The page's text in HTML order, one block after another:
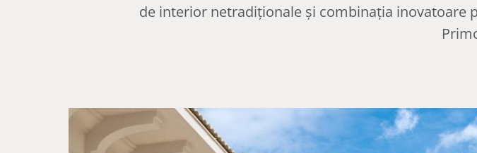
de interior netradiționale și combinația